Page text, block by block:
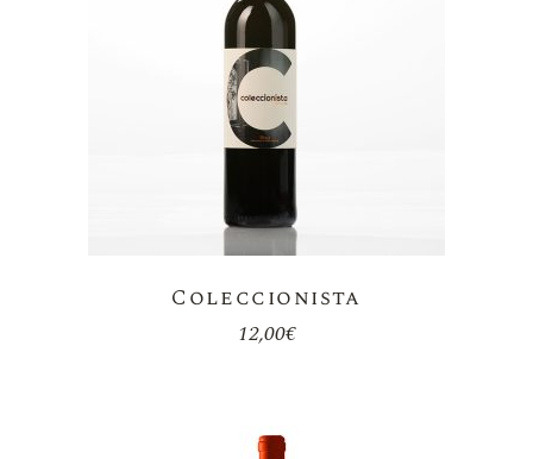
Coleccionista
12,00€